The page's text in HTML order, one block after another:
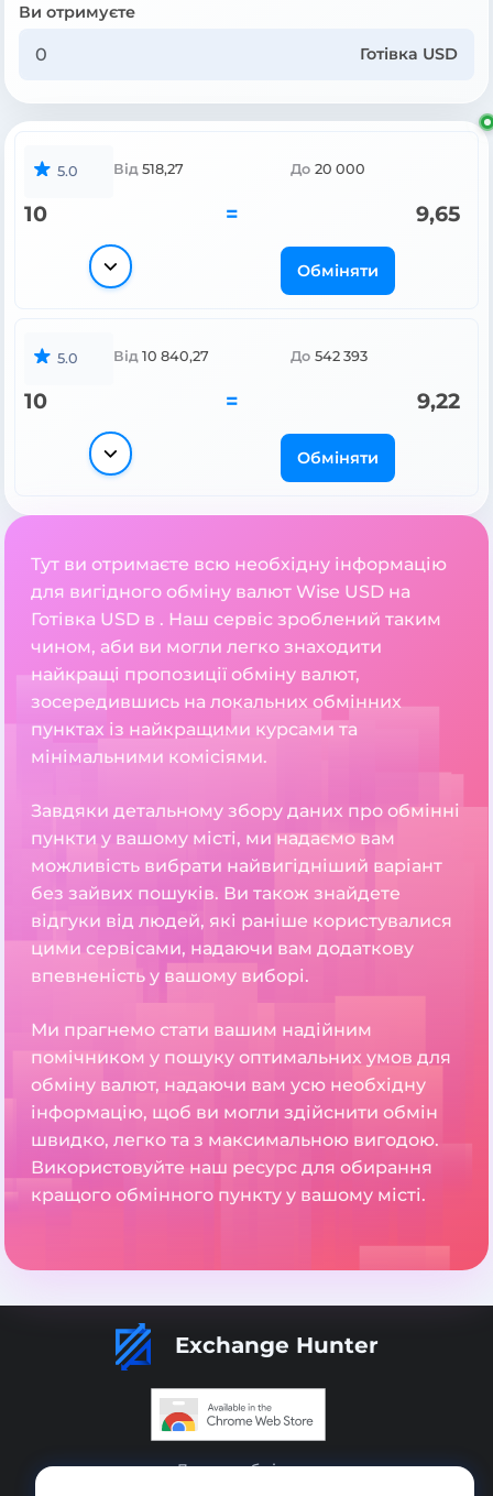
Ви отримуєте
Готівка USD
5.0 Від 518,27 До 20 000
10 = 9,65
Обміняти
5.0 Від 10 840,27 До 542 393
10 = 9,22
Обміняти
Тут ви отримаєте всю необхідну інформацію
для вигідного обміну валют Wise USD на
Готівка USD в . Наш сервіс зроблений таким
чином, аби ви могли легко знаходити
найкращі пропозиції обміну валют,
зосередившись на локальних обмінних
пунктах із найкращими курсами та
мінімальними комісіями.
Завдяки детальному збору даних про обмінні
пункти у вашому місті, ми надаємо вам
можливість вибрати найвигідніший варіант
без зайвих пошуків. Ви також знайдете
відгуки від людей, які раніше користувалися
цими сервісами, надаючи вам додаткову
впевненість у вашому виборі.
Ми прагнемо стати вашим надійним
помічником у пошуку оптимальних умов для
обміну валют, надаючи вам усю необхідну
інформацію, щоб ви могли здійснити обмін
швидко, легко та з максимальною вигодою.
Використовуйте наш ресурс для обирання
кращого обмінного пункту у вашому місті.
Exchange Hunter
Додати обмінник